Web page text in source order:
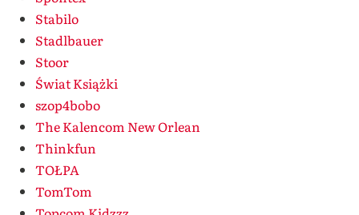
Stabilo
Stadlbauer
Stoor
Świat Książki
szop4bobo
The Kalencom New Orlean
Thinkfun
TOŁPA
TomTom